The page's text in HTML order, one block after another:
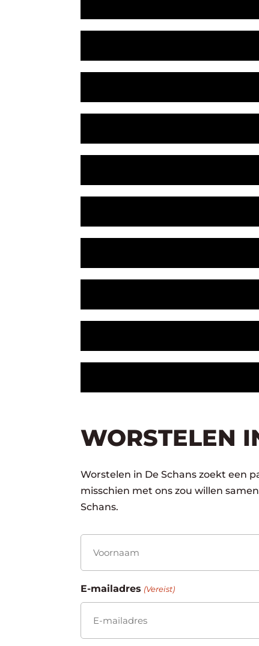
WORSTELEN
Worstelen in De Schans zoekt een
misschien met ons zou willen
Schans.
(Vereist)
Voornaam
E-mailadres (Vereist)